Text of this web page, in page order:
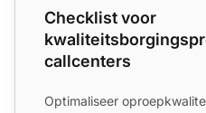
Checklist voor
callcenters
Optimaliseer